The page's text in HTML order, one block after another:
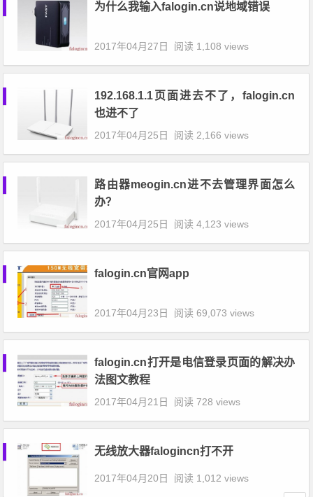
为什么我输入falogin.cn说地域错误
2017年04月27日 阅读 1,108 views
192.168.1.1页面进去不了，falogin.cn
也进不了
2017年04月25日 阅读 2,166 views
路由器meogin.cn进不去管理界面怎么
办？
2017年04月25日 阅读 4,123 views
falogin.cn官网app
2017年04月23日 阅读 69,073 views
falogin.cn打开是电信登录页面的解决办
法图文教程
2017年04月21日 阅读 728 views
无线放大器falogincn打不开
2017年04月20日 阅读 1,012 views